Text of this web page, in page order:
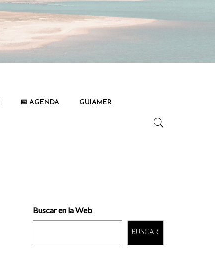
📅 AGENDA GUIAMER
Buscar en la Web
BUSCAR